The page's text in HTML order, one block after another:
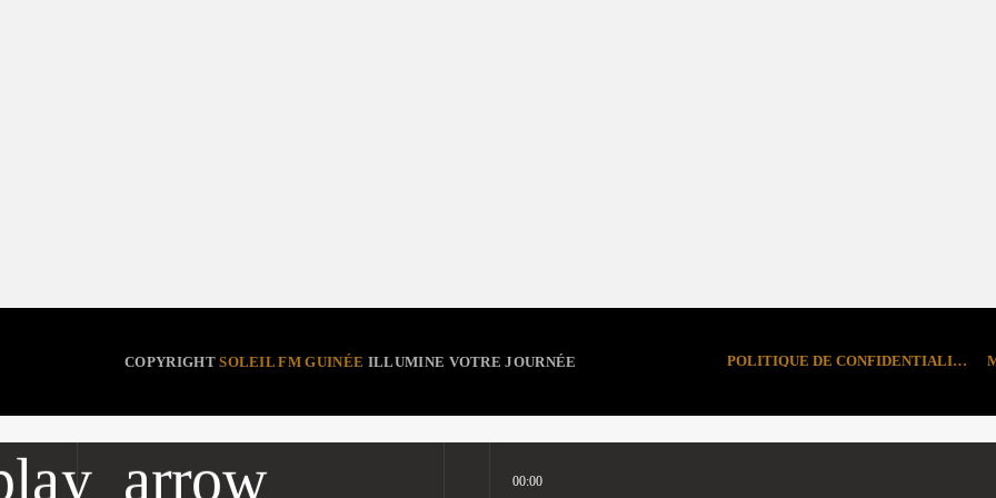
00:00
COPYRIGHTSOLEIL FM GUINÉE ILLUMINE VOTRE JOURNÉE POLITIQUE DE CONFIDENTIALITÉ